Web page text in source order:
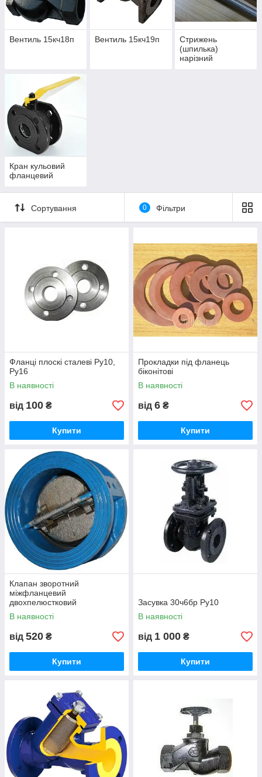
Вентиль 15кч18п Вентиль 15кч19п
Стрижень
(шпилька)
нарізний
Кран кульовий
фланцевий
Сортування 0 Фільтри
Фланці плоскі сталеві Ру10,
Ру16
В наявності
від 100 ₴
Купити
Прокладки під фланець
біконітові
В наявності
від 6 ₴
Купити
Клапан зворотний
міжфланцевий
двохпелюстковий
підпружинний Ду 50-200
В наявності
від 520 ₴
Купити
Засувка 30ч6бр Ру10
В наявності
від 1 000 ₴
Купити